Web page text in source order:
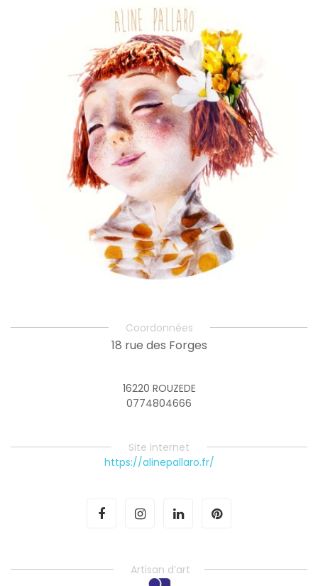
Coordonnées
18 rue des Forges
16220 ROUZEDE
0774804666
Site internet
https://alinepallaro.fr/
Artisan d’art